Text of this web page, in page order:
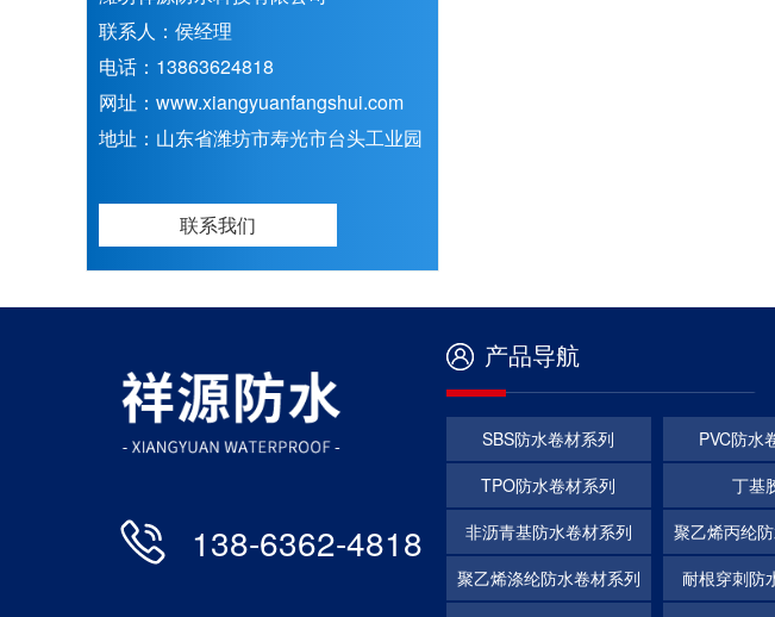
联系人：侯经理
电话：13863624818
网址：www.xiangyuanfangshui.com
地址：山东省潍坊市寿光市台头工业园
联系我们
138-6362-4818
产品导航
SBS防水卷材系列
PVC防水
TPO防水卷材系列
丁基
非沥青基防水卷材系列
聚乙烯丙纶
聚乙烯涤纶防水卷材系列
耐根穿刺防